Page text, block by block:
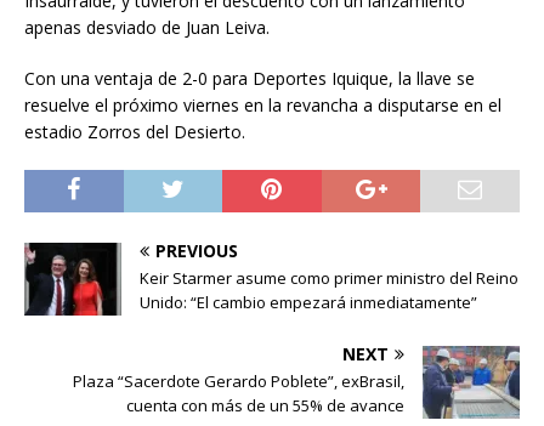
apenas desviado de Juan Leiva.
Con una ventaja de 2-0 para Deportes Iquique, la llave se
resuelve el próximo viernes en la revancha a disputarse en el
estadio Zorros del Desierto.
PREVIOUS
Keir Starmer asume como primer ministro del Reino
Unido: “El cambio empezará inmediatamente”
NEXT
Plaza “Sacerdote Gerardo Poblete”, exBrasil,
cuenta con más de un 55% de avance